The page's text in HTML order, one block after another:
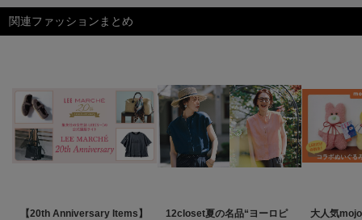
関連ファッションまとめ
【20th Anniversary Items】
12closet夏の名品“ヨーロピ
大人気